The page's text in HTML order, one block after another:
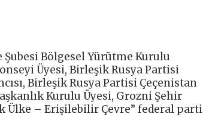
Bölgesel Yürütme Kurulu
Üyesi, Birleşik Rusya Partisi
Birleşik Rusya Partisi Çeçenistan
Kurulu Üyesi, Grozni Şehir
Ülke – Erişilebilir Çevre” federal parti